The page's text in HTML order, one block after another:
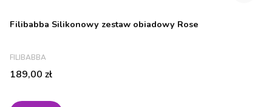
Filibabba Silikonowy zestaw obiadowy Rose
PRODUCENT
FILIBABBA
Cena
189,00 zł